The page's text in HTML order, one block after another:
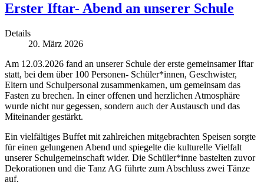
Erster Iftar- Abend an unserer Schule
Details
20. März 2026
Am 12.03.2026 fand an unserer Schule der erste gemeinsamer Iftar
statt, bei dem über 100 Personen- Schüler*innen, Geschwister,
Eltern und Schulpersonal zusammenkamen, um gemeinsam das
Fasten zu brechen. In einer offenen und herzlichen Atmosphäre
wurde nicht nur gegessen, sondern auch der Austausch und das
Miteinander gestärkt.
Ein vielfältiges Buffet mit zahlreichen mitgebrachten Speisen sorgte
für einen gelungenen Abend und spiegelte die kulturelle Vielfalt
unserer Schulgemeinschaft wider. Die Schüler*inne bastelten zuvor
Dekorationen und die Tanz AG führte zum Abschluss zwei Tänze
auf.